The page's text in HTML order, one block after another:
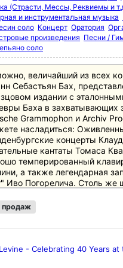
(Страсти, Мессы, Реквиемы и
и инструментальная музыка
соло Концерт Оратория
произведения Песни /
соло
величайший из всех
Себастьян Бах,
издании с
Баха в захватывающих
Grammophon и Archiv
насладиться:
концерты
кантаты Томаса
темперированный
а также легендарная
Иво Погорелича. Столь же
практики под
Элиота Гардинера, Пола
в высоко
(в том числе с Эммой
продаж
- Celebrating 40 Years at